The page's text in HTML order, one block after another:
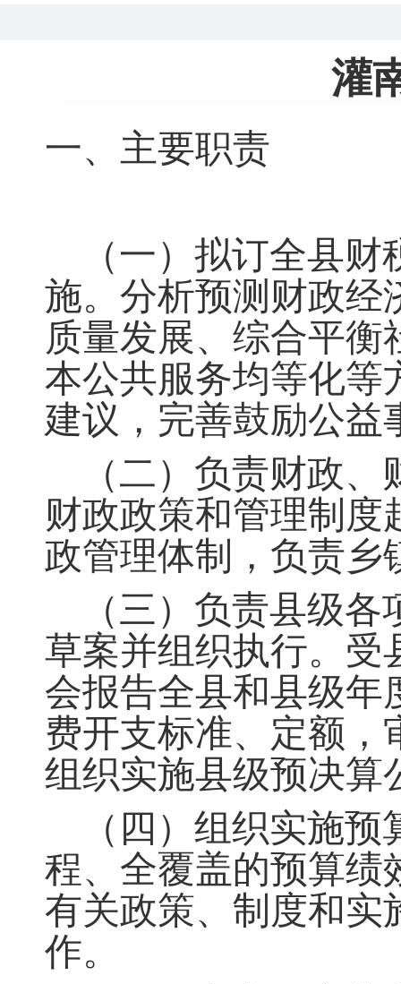
灌
一、主要职责
（一）拟订全县
施。 分析预测财政经
质量发展、综合平
本公共服务均等化等
建议，完善鼓励公益
（二）负责财政
财政政策和管理制度
政管理体制，负责乡
（三）负责县级
草案并组织执行。受
会报告全县和县级年
费开支标准、定额，
组织实施县级预决算
（四）组织实施
程、全覆盖的预算绩
有关政策、制度和实
作。